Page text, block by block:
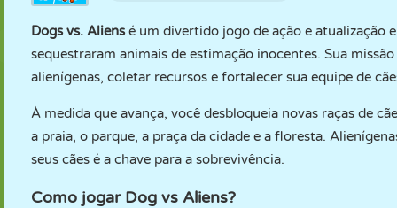
Dogs vs. Aliensé um divertido jogo de ação e atualização
sequestraram animais de estimação inocentes. Sua
alienígenas, coletar recursos e fortalecer sua equipe de
À medida que avança, você desbloqueia novas raças de
a praia, o parque, a praça da cidade e a floresta.
seus cães é a chave para a sobrevivência.
Como jogar Dog vs Aliens?